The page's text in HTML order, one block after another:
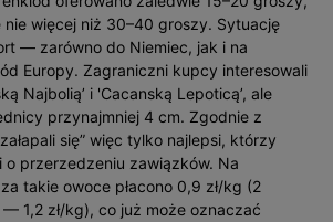
więcej niż 30–40 groszy. Sytuację
— zarówno do Niemiec, jak i na
Europy. Zagraniczni kupcy interesowali
Najbolią’ i 'Cacanską Lepoticą’, ale
przynajmniej 4 cm. Zgodnie z
się” więc tylko najlepsi, którzy
o przerzedzeniu zawiązków. Na
takie owoce płacono 0,9 zł/kg (2
1,2 zł/kg), co już może oznaczać